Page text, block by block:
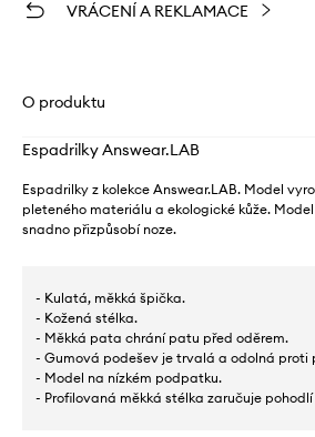
VRÁCENÍ A REKLAMACE
O produktu
Espadrilky Answear.LAB
Espadrilky z kolekce Answear.LAB. Model
pleteného materiálu a ekologické kůže.
snadno přizpůsobí noze.
- Kulatá, měkká špička.
- Kožená stélka.
- Měkká pata chrání patu před oděrem.
- Gumová podešev je trvalá a odolná proti
- Model na nízkém podpatku.
- Profilovaná měkká stélka zaručuje